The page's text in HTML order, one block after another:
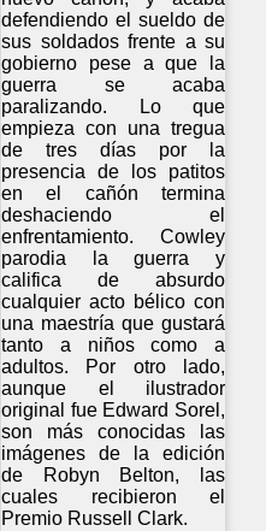
defendiendo el sueldo de
sus soldados frente a su
gobierno pese a que la
guerra se acaba
paralizando. Lo que
empieza con una tregua
de tres días por la
presencia de los patitos
en el cañón termina
deshaciendo el
enfrentamiento. Cowley
parodia la guerra y
califica de absurdo
cualquier acto bélico con
una maestría que gustará
tanto a niños como a
adultos. Por otro lado,
aunque el ilustrador
original fue Edward Sorel,
son más conocidas las
imágenes de la edición
de Robyn Belton, las
cuales recibieron el
Premio Russell Clark.